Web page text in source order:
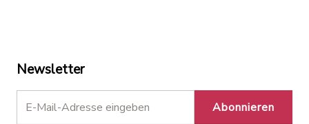
Newsletter
Abonnieren